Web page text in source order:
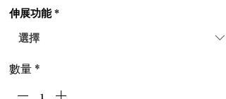
伸展功能 *
數量 *